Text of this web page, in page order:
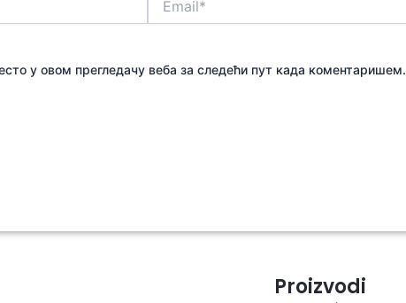
у овом прегледачу веба за следећи пут када коментаришем.
Proizvodi